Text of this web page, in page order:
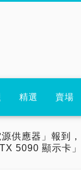
精選 賣場
供應器」報到，
5090 顯示卡」